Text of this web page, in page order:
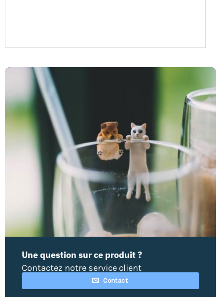
Une question sur ce produit ?
Contactez notre service client
Contact